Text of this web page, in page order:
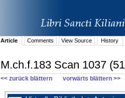
Article Comments View Source History
M.ch.f.183 Scan 1037
<< zurück blättern vorwärts blättern >>